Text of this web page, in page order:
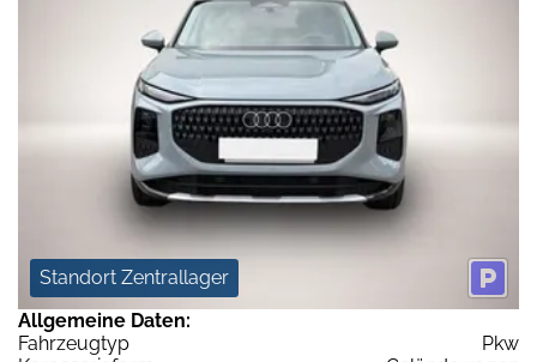
Standort Zentrallager
Allgemeine Daten:
Fahrzeugtyp
Pkw